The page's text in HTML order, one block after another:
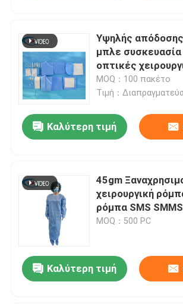
Υψηλής
μπλε συσκευασία
οπτικές
επεμβάσεις
MOQ：100 πακέτο
Τιμή：
Καλύτερη τιμή
45gm
χειρουργική
ρόμπα SMS
MOQ：500 PC
Καλύτερη τιμή